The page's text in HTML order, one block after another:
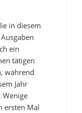
in diesem
ein
tätigen
während
Jahr
Wenige
ersten Mal